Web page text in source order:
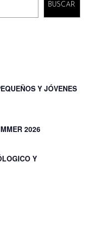
BUSCAR
Y JÓVENES
2026
Y